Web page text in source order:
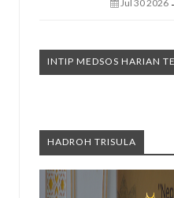
Jul 30 2026 -
INTIP MEDSOS HARIAN
HADROH TRISULA